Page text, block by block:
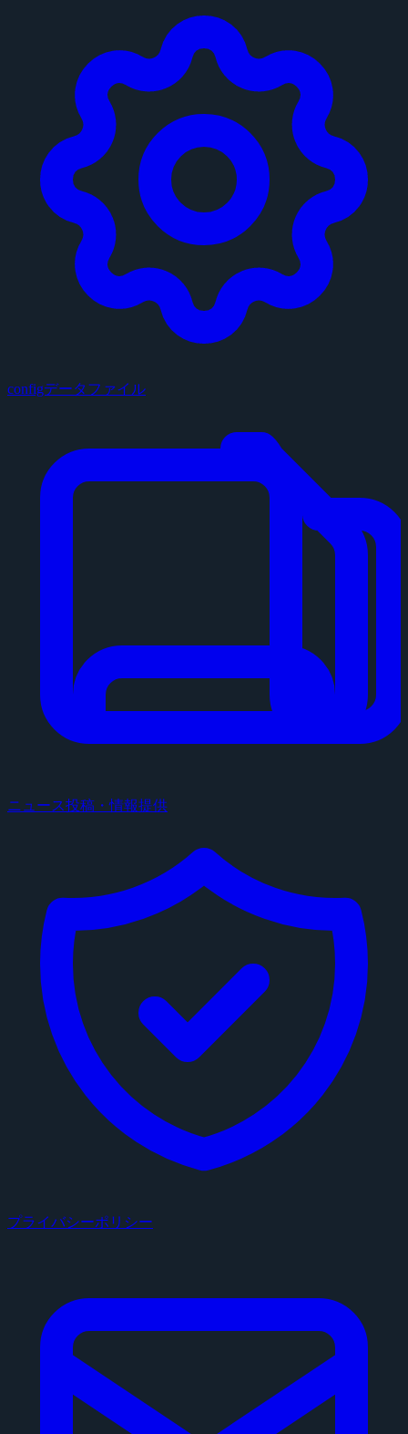
configデータファイル
ニュース投稿・情報提供
プライバシーポリシー